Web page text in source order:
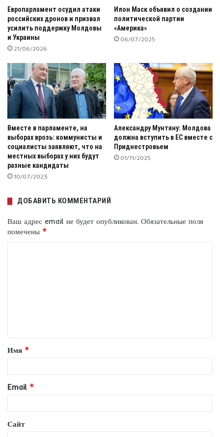
Европарламент осудил атаки
российских дронов и призвал
усилить поддержку Молдовы
и Украины
21/06/2026
Илон Маск объявил о создании
политической партии
«Америка»
06/07/2025
Вместе в парламенте, на
выборах врозь: коммунисты и
социалисты заявляют, что на
местных выборах у них будут
разные кандидаты
10/07/2023
Александру Мунтяну: Молдова
должна вступить в ЕС вместе с
Приднестровьем
01/11/2025
ДОБАВИТЬ КОММЕНТАРИЙ
Ваш адрес email не будет опубликован. Обязательные поля
помечены *
т
а
и
й
*
Имя *
Email *
Сайт